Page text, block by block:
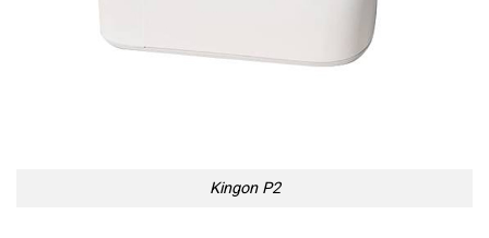
Kingon P2